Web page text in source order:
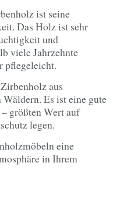
ist seine
Das Holz ist sehr
und
viele Jahrzehnte
pflegeleicht.
aus
Es ist eine gute
größten Wert auf
legen.
eine
in Ihrem